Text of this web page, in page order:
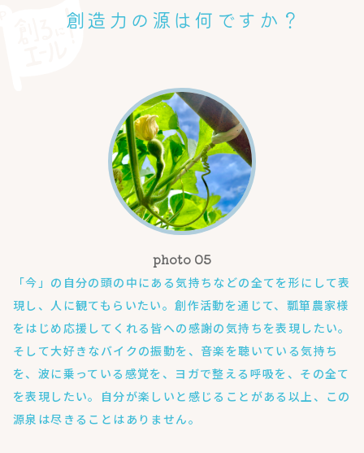
創造力の源は何ですか？
「今」の自分の頭の中にある気持ちなどの全てを形にして表
現し、人に観てもらいたい。創作活動を通じて、瓢箪農家様
をはじめ応援してくれる皆への感謝の気持ちを表現したい。
そして大好きなバイクの振動を、音楽を聴いている気持ち
を、波に乗っている感覚を、ヨガで整える呼吸を、その全て
を表現したい。自分が楽しいと感じることがある以上、この
源泉は尽きることはありません。